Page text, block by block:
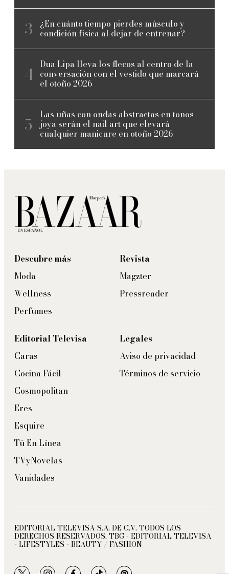
¿En cuánto tiempo pierdes músculo y
condición física al dejar de entrenar?
Dua Lipa lleva los flecos al centro de la
conversación con el vestido que marcará
el otoño 2026
Las uñas con ondas abstractas en tonos
joya serán el nail art que elevará
cualquier manicure en otoño 2026
Descubre más
Moda
Wellness
Perfumes
Revista
Magzter
Pressreader
Editorial Televisa
Caras
Cocina Fácil
Cosmopolitan
Eres
Esquire
Tú En Línea
TVyNovelas
Vanidades
Legales
Aviso de privacidad
Términos de servicio
EDITORIAL TELEVISA S.A. DE C.V. TODOS LOS
DERECHOS RESERVADOS. TBG - EDITORIAL TELEVISA
- LIFESTYLES - BEAUTY / FASHION